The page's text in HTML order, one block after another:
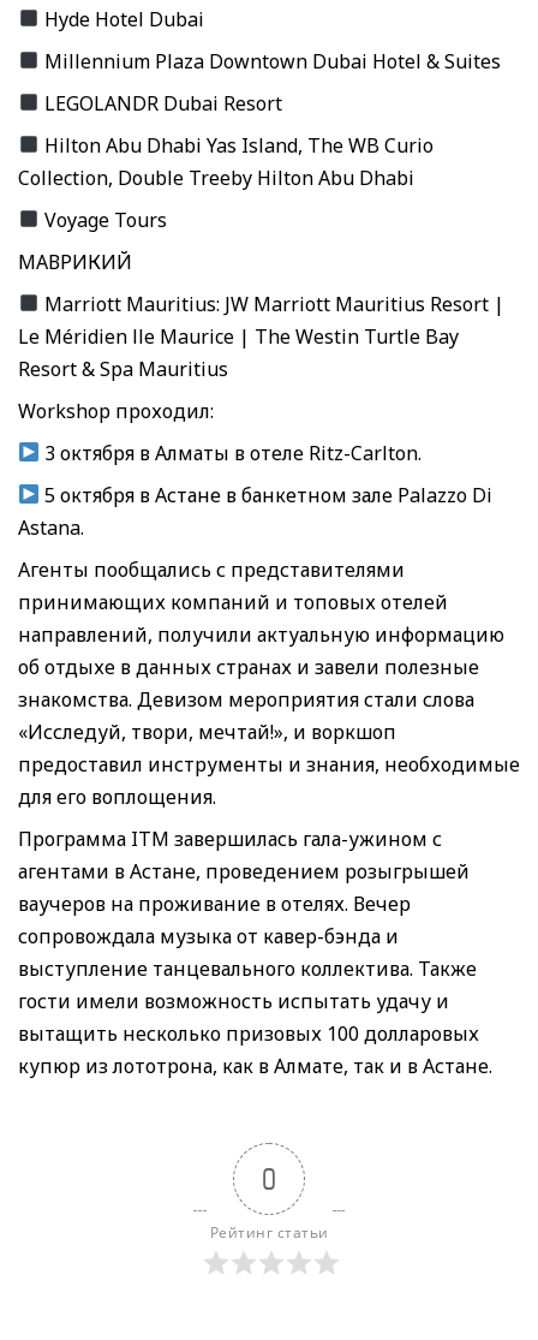
Hyde Hotel Dubai
Millennium Plaza Downtown Dubai Hotel & Suites
LEGOLANDR Dubai Resort
Hilton Abu Dhabi Yas Island, The WB Curio
Collection, Double Treeby Hilton Abu Dhabi
Voyage Tours
МАВРИКИЙ
Marriott Mauritius: JW Marriott Mauritius Resort |
Le Méridien lle Maurice | The Westin Turtle Bay
Resort & Spa Mauritius
Workshop проходил:
3 октября в Алматы в отеле Ritz-Carlton.
5 октября в Астане в банкетном зале Palazzo Di
Astana.
Агенты пообщались с представителями
принимающих компаний и топовых отелей
направлений, получили актуальную информацию
об отдыхе в данных странах и завели полезные
знакомства. Девизом мероприятия стали слова
«Исследуй, твори, мечтай!», и воркшоп
предоставил инструменты и знания, необходимые
для его воплощения.
Программа ITM завершилась гала-ужином с
агентами в Астане, проведением розыгрышей
ваучеров на проживание в отелях. Вечер
сопровождала музыка от кавер-бэнда и
выступление танцевального коллектива. Также
гости имели возможность испытать удачу и
вытащить несколько призовых 100 долларовых
купюр из лототрона, как в Алмате, так и в Астане.
0
Рейтинг статьи